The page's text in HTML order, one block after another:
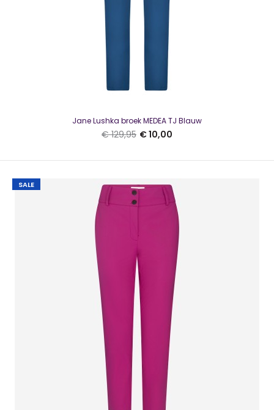
Jane Lushka Mirel Pants TJ Beigeeen fijn ruitje in de broek --
leuk bij blazer HANNA..
Jane Lushka broek MEDEA TJ Blauw
€ 129,95 € 10,00
SALE